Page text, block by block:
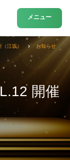
メニュー
開催
江坂）
お知らせ